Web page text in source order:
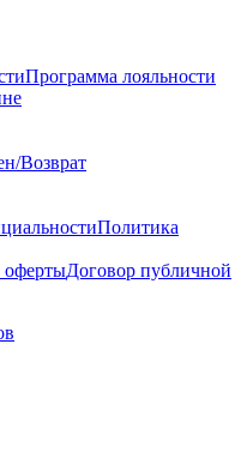
Программа лояльности
Возврат
Политика
Договор публичной